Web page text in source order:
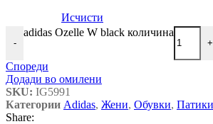
Исчисти
-
adidas Ozelle W black количина
+
Спореди
Додади во омилени
SKU: IG5991
Категории Adidas, Жени, Обувки, Патики
Share: